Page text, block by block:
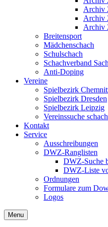
Archiv
Archiv
Archiv
Breitensport
Mädchenschach
Schulschach
Schachverband
Anti-Doping
Vereine
Spielbezirk
Spielbezirk Dresden
Spielbezirk Leipzig
Vereinssuche
Kontakt
Service
Ausschreibungen
DWZ-Ranglisten
DWZ-Suche
DWZ-Liste
Ordnungen
Formulare zum
Logos
Menu